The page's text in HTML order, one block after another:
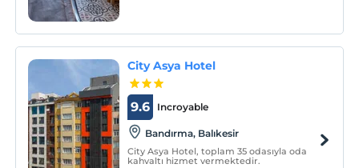
City Asya Hotel
Incroyable
9.6
Bandırma, Balıkesir
City Asya Hotel, toplam 35 odasıyla oda
kahvaltı hizmet vermektedir.